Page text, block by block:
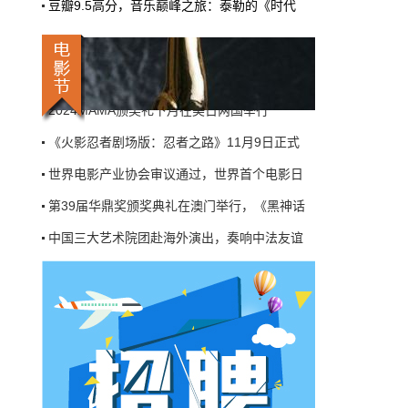
机率比去年腰斩"，有人说"演员片酬从日薪800
三天的东西，AI一天出八集，还比你好看…
6月27日 10:01:00
9万块银幕，全年只卖400亿：电影院的
钱去哪了？
画，类型挺全。刘烨的《四渡》、皮克斯的
《玩具总动员5》、谢苗的《火遮眼》，该有的
牌都亮出来了。
6月27日 10:01:00
7万部AI短剧一夜下架，广电总局这次是
动真格的
6月24日，广电总局官网挂出了一份文件。没
有发布会，没有吹风会。就这么安安静静地，
把《微短剧发展管理办法（征求意见稿）》摆
到了所有人面前。
本网原创
豆瓣9.5高分，音乐巅峰之旅：泰勒的《时代
中国三大艺术院团赴海外演出，奏响中法友谊
中国三大艺术院团赴海外演出，奏响中法友谊
国外名家大团再聚北京，演艺之都汇集世界璀
2024MAMA颁奖礼下月在美日两国举行
《火影忍者剧场版：忍者之路》11月9日正式
世界电影产业协会审议通过，世界首个电影日
第39届华鼎奖颁奖典礼在澳门举行，《黑神话
中国三大艺术院团赴海外演出，奏响中法友谊
中国三大艺术院团赴海外演出，奏响中法友谊
国外名家大团再聚北京，演艺之都汇集世界璀
2024MAMA颁奖礼下月在美日两国举行
《火影忍者剧场版：忍者之路》11月9日正式
世界电影产业协会审议通过，世界首个电影日